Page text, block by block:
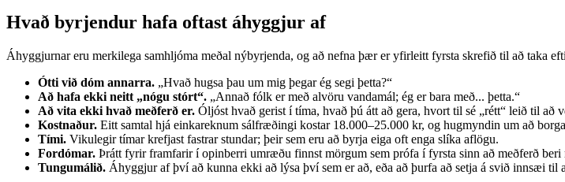
Hvað byrjendur hafa oftast áhyggjur af
Áhyggjurnar eru merkilega samhljóma meðal nýbyrjenda, og að nefna þær er yfirleitt fyrsta skrefið til að taka
Ótti við dóm annarra. „Hvað hugsa þau um mig þegar ég segi þetta?“
Að hafa ekki neitt „nógu stórt“. „Annað fólk er með alvöru vandamál; ég er bara með... þetta.“
Að vita ekki hvað meðferð er. Óljóst hvað gerist í tíma, hvað þú átt að gera, hvort til sé „rétt“ leið til að
Kostnaður. Eitt samtal hjá einkareknum sálfræðingi kostar 18.000–25.000 kr, og hugmyndin um að
Tími. Vikulegir tímar krefjast fastrar stundar; þeir sem eru að byrja eiga oft enga slíka aflögu.
Fordómar. Þrátt fyrir framfarir í opinberri umræðu finnst mörgum sem prófa í fyrsta sinn að meðferð beri
Tungumálið. Áhyggjur af því að kunna ekki að lýsa því sem er að, eða að þurfa að setja á svið innsæi til